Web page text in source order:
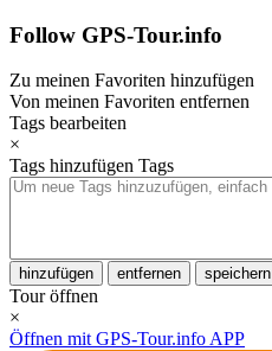
Follow GPS-Tour.info
Zu meinen Favoriten hinzufügen
Von meinen Favoriten entfernen
Tags bearbeiten
×
Tags hinzufügen Tags
hinzufügen entfernen speichern
Tour öffnen
×
Öffnen mit GPS-Tour.info APP